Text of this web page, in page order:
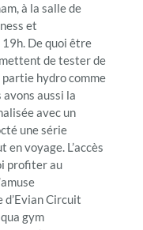
à la salle de
et
19h. De quoi être
de tester de
partie hydro comme
avons aussi la
avec un
une série
voyage. L’accès
profiter au
d’Evian Circuit
gym